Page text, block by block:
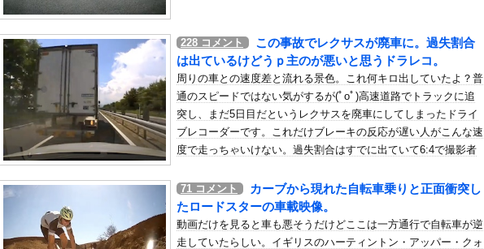
【画像】TBS若手女子アナのJK時代のセーラー服姿ｗ
「被告はモンスター」元ジャンポケ斉藤慎二被告に懲役７年求刑でほぼ実刑確実？弁護側の主...
伊Autosprint誌：ニューエイ代表渾身のアストンマーチンAMR26を改善に導い...
猫の攻防戦【再】
ショートスリーパー、誹謗中傷を受けて突然泣き出すwwwwwwwwwwwwwwwww
【画像】おまえらくんの机がこの女の子の椅子にされてたらｗｗｗ
【画像】この女優さん、可愛すぎる
【朗報】齋藤飛鳥、前屈みで完全に見えてる動画が拡散されてしまう…
【画像】おまえらこういう地雷系の女子高生って好きじゃないの？
海外「日本よ、お前がナンバーワンだ」 熊本地震直後の日本の対応のスピードに世界が衝撃
勇気を出して白人美女にチン凸したアジア人短小男
、爆笑されてしまうｗｗｗ
228 コメント
この事故でレクサスが廃車に。過失割合
は出ているけどうｐ主のが悪いと思うドラレコ。
周りの車との速度差と流れる景色。これ何キロ出していたよ？普
通のスピードではない気がするが(ﾟoﾟ)高速道路でトラックに追
突し、まだ5日目だというレクサスを廃車にしてしまったドライ
ブレコーダーです。これだけブレーキの反応が遅い人がこんな速
度で走っちゃいけない。過失割合はすでに出ていて6:4で撮影者
71 コメント
カーブから現れた自転車乗りと正面衝突し
たロードスターの車載映像。
動画だけを見ると車も悪そうだけどここは一方通行で自転車が逆
走していたらしい。イギリスのハーティントン・アッパー・クォ